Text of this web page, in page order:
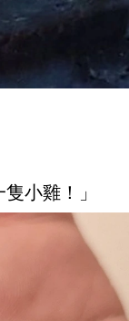
小雞！」